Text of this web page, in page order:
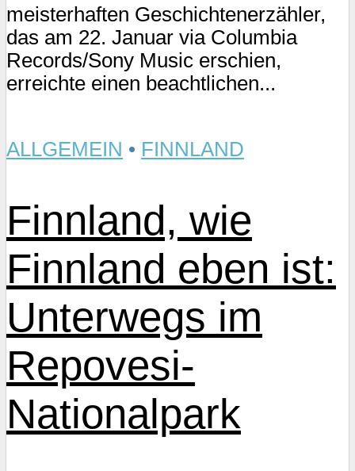
meisterhaften Geschichtenerzähler,
das am 22. Januar via Columbia
Records/Sony Music erschien,
erreichte einen beachtlichen...
ALLGEMEIN • FINNLAND
Finnland, wie
Finnland eben ist:
Unterwegs im
Repovesi-
Nationalpark